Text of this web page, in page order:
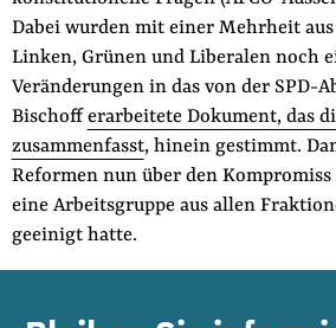
Dabei wurden mit einer Mehrheit
Linken, Grünen und Liberalen noch
Veränderungen in das von der SPD-
Bischofferarbeitete Dokument, das
zusammenfasst, hinein gestimmt.
Reformen nun über den
eine Arbeitsgruppe aus allen
geeinigt hatte.